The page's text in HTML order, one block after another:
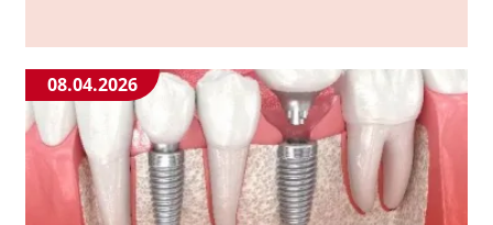
08.04.2026